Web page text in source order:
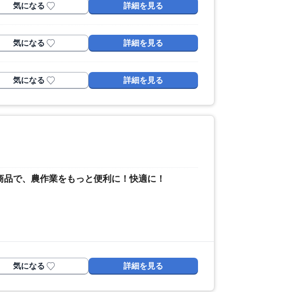
気になる 詳細を見る
気になる 詳細を見る
気になる 詳細を見る
で、農作業をもっと便利に！快適に！
気になる 詳細を見る